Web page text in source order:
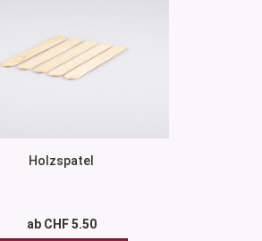
Holzspatel
ab CHF 5.50